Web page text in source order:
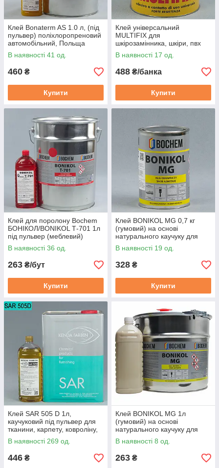
Клей Bonaterm AS 1.0 л, (під
пульвер) поліхлоропреновий
автомобільний, Польща
В наявності 41 од.
460 ₴
Купити
Клей універсальний
MULTIFIX для
шкірозамінника, шкіри, пвх
(сильної фіксації) 1кг
В наявності 17 од.
488 ₴/банка
Купити
Клей для поролону Bochem
БОНІКОЛ/BONIKOL Т-701 1л
під пульвер (меблевий)
В наявності 36 од.
263 ₴/бут
Купити
Клей BONIKOL MG 0,7 кг
(гумовий) на основі
натурального каучуку для
склеювання тканин, гуми,
шкіри
В наявності 19 од.
328 ₴
Купити
Клей SAR 505 D 1л,
каучуковий під пульвер для
тканини, карпету, ковроліну,
Італія.
В наявності 269 од.
446 ₴
Клей BONIKOL MG 1л
(гумовий) на основі
натурального каучуку для
склеювання тканин, гуми,
шкіри
В наявності 8 од.
263 ₴